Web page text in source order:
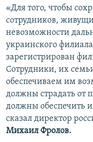
«Для того, чтобы
сотрудников,
невозможности
украинского
зарегистрирован
Сотрудники, их
обеспечиваем им
должны страдать от
должны обеспечить
сказал директор
Михаил Фролов.